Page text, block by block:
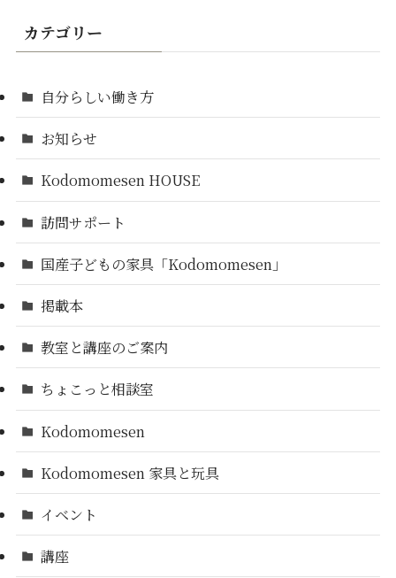
カテゴリー
自分らしい働き方
お知らせ
Kodomomesen HOUSE
訪問サポート
国産子どもの家具「Kodomomesen」
掲載本
教室と講座のご案内
ちょこっと相談室
Kodomomesen
Kodomomesen 家具と玩具
イベント
講座